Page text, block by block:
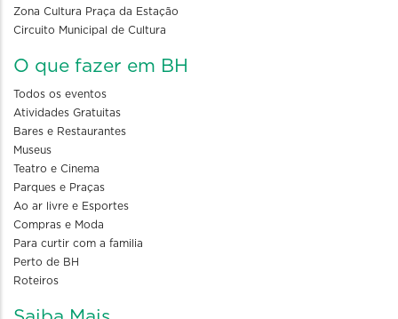
Zona Cultura Praça da Estação
Circuito Municipal de Cultura
O que fazer em BH
Todos os eventos
Atividades Gratuitas
Bares e Restaurantes
Museus
Teatro e Cinema
Parques e Praças
Ao ar livre e Esportes
Compras e Moda
Para curtir com a familia
Perto de BH
Roteiros